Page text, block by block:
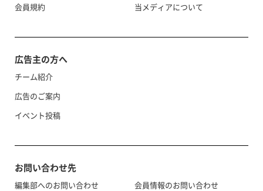
会員規約
当メディアについて
広告主の方へ
チーム紹介
広告のご案内
イベント投稿
お問い合わせ先
編集部へのお問い合わせ
会員情報のお問い合わせ